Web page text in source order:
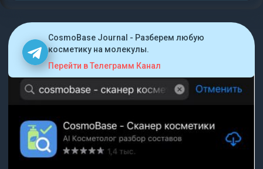
CosmoBase Journal - Разберем любую
косметику на молекулы.
Перейти в Телеграмм Канал